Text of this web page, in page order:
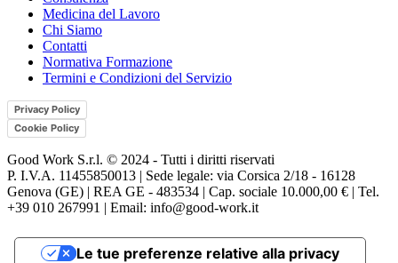
Medicina del Lavoro
Chi Siamo
Contatti
Normativa Formazione
Termini e Condizioni del Servizio
Privacy Policy
Cookie Policy
Good Work S.r.l. © 2024 - Tutti i diritti riservati
P. I.V.A. 11455850013 | Sede legale: via Corsica 2/18 - 16128
Genova (GE) | REA GE - 483534 | Cap. sociale 10.000,00 € | Tel.
+39 010 267991 | Email: info@good-work.it
Le tue preferenze relative alla privacy